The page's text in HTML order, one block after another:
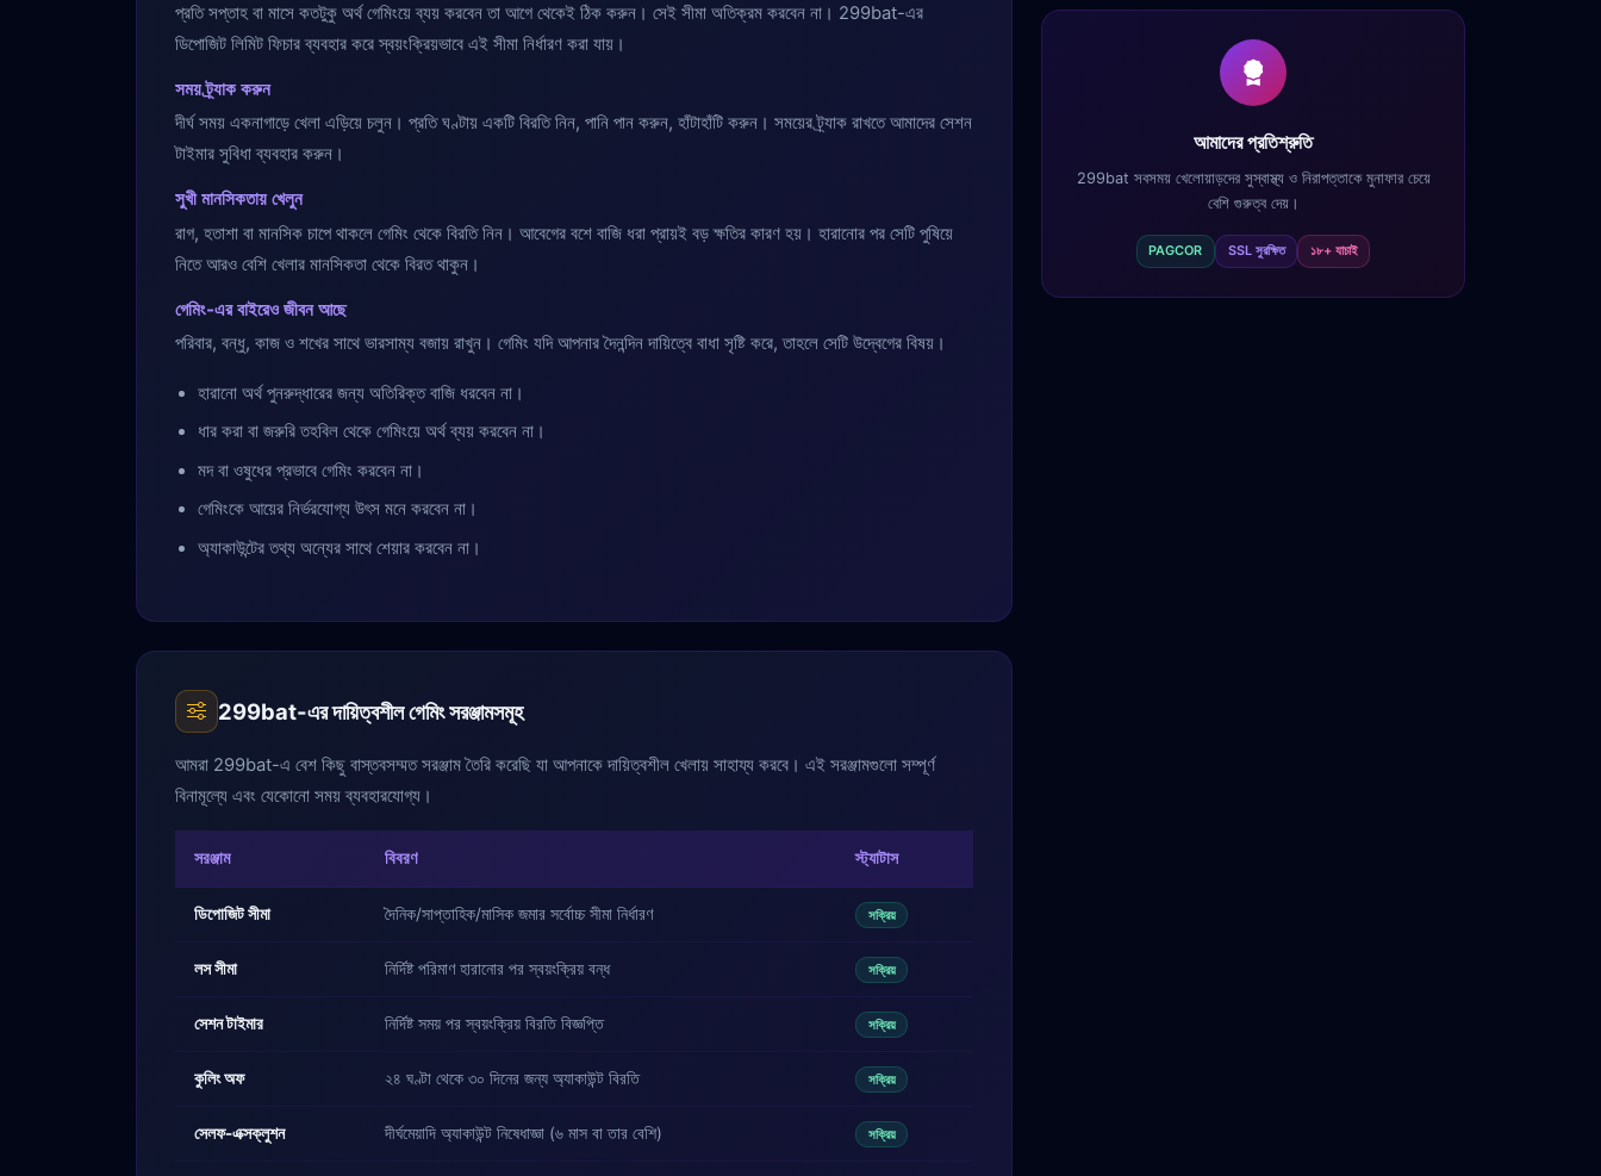
প্রতি সপ্তাহ বা মাসে কতটুকু অর্থ গেমিংয়ে ব্যয় করবেন তা আগে থেকেই ঠিক করুন। সেই সীমা অতিক্রম করবেন না। 299bat-এর
ডিপোজিট লিমিট ফিচার ব্যবহার করে স্বয়ংক্রিয়ভাবে এই সীমা নির্ধারণ করা যায়।
সময় ট্র্যাক করুন
দীর্ঘ সময় একনাগাড়ে খেলা এড়িয়ে চলুন। প্রতি ঘণ্টায় একটি বিরতি নিন, পানি পান করুন, হাঁটাহাঁটি করুন। সময়ের ট্র্যাক রাখতে আমাদের সেশন
টাইমার সুবিধা ব্যবহার করুন।
সুখী মানসিকতায় খেলুন
রাগ, হতাশা বা মানসিক চাপে থাকলে গেমিং থেকে বিরতি নিন। আবেগের বশে বাজি ধরা প্রায়ই বড় ক্ষতির কারণ হয়। হারানোর পর সেটি পুষিয়ে
নিতে আরও বেশি খেলার মানসিকতা থেকে বিরত থাকুন।
গেমিং-এর বাইরেও জীবন আছে
পরিবার, বন্ধু, কাজ ও শখের সাথে ভারসাম্য বজায় রাখুন। গেমিং যদি আপনার দৈনন্দিন দায়িত্বে বাধা সৃষ্টি করে, তাহলে সেটি উদ্বেগের বিষয়।
হারানো অর্থ পুনরুদ্ধারের জন্য অতিরিক্ত বাজি ধরবেন না।
ধার করা বা জরুরি তহবিল থেকে গেমিংয়ে অর্থ ব্যয় করবেন না।
মদ বা ওষুধের প্রভাবে গেমিং করবেন না।
গেমিংকে আয়ের নির্ভরযোগ্য উৎস মনে করবেন না।
অ্যাকাউন্টের তথ্য অন্যের সাথে শেয়ার করবেন না।
299bat-এর দায়িত্বশীল গেমিং সরঞ্জামসমূহ
আমরা 299bat-এ বেশ কিছু বাস্তবসম্মত সরঞ্জাম তৈরি করেছি যা আপনাকে দায়িত্বশীল খেলায় সাহায্য করবে। এই সরঞ্জামগুলো সম্পূর্ণ
বিনামূল্যে এবং যেকোনো সময় ব্যবহারযোগ্য।
সরঞ্জাম বিবরণ স্ট্যাটাস
ডিপোজিট সীমা দৈনিক/সাপ্তাহিক/মাসিক জমার সর্বোচ্চ সীমা নির্ধারণ সক্রিয়
লস সীমা নির্দিষ্ট পরিমাণ হারানোর পর স্বয়ংক্রিয় বন্ধ সক্রিয়
সেশন টাইমার নির্দিষ্ট সময় পর স্বয়ংক্রিয় বিরতি বিজ্ঞপ্তি সক্রিয়
কুলিং অফ ২৪ ঘণ্টা থেকে ৩০ দিনের জন্য অ্যাকাউন্ট বিরতি সক্রিয়
সেলফ-এক্সক্লুশন দীর্ঘমেয়াদি অ্যাকাউন্ট নিষেধাজ্ঞা (৬ মাস বা তার বেশি) সক্রিয়
আমাদের প্রতিশ্রুতি
299bat সবসময় খেলোয়াড়দের সুস্বাস্থ্য ও নিরাপত্তাকে মুনাফার চেয়ে
বেশি গুরুত্ব দেয়।
PAGCOR SSL সুরক্ষিত ১৮+ যাচাই